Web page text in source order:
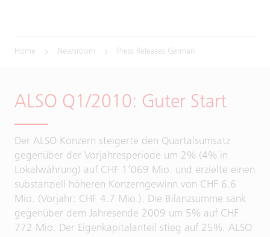
Home Newsroom Press Releases German
ALSO Q1/2010: Guter Start
Der ALSO Konzern steigerte den Quartalsumsatz
gegenüber der Vorjahresperiode um 2% (4% in
Lokalwährung) auf CHF 1’069 Mio. und erzielte einen
substanziell höheren Konzerngewinn von CHF 6.6
Mio. (Vorjahr: CHF 4.7 Mio.). Die Bilanzsumme sank
gegenüber dem Jahresende 2009 um 5% auf CHF
772 Mio. Der Eigenkapitalanteil stieg auf 25%. ALSO